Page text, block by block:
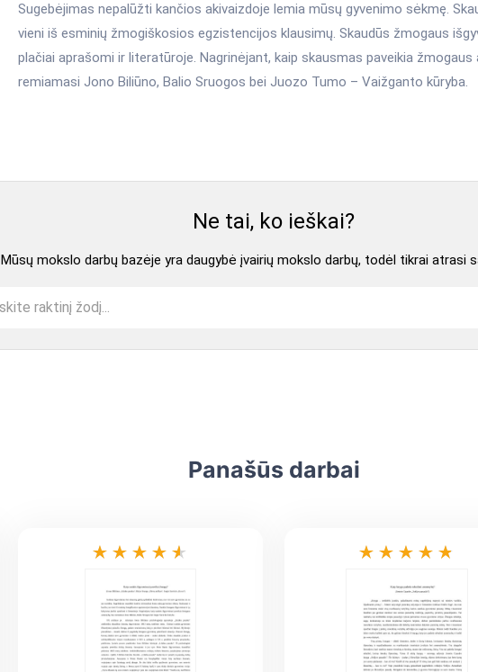
Sugebėjimas nepalūžti kančios akivaizdoje lemia mūsų gyvenimo sėkmę.
vieni iš esminių žmogiškosios egzistencijos klausimų. Skaudūs žmogaus
plačiai aprašomi ir literatūroje. Nagrinėjant, kaip skausmas paveikia žmogaus
remiamasi Jono Biliūno, Balio Sruogos bei Juozo Tumo – Vaižganto kūryba.
Ne tai, ko ieškai?
Mūsų mokslo darbų bazėje yra daugybė įvairių mokslo darbų, todėl tikrai atrasi
Panašūs darbai